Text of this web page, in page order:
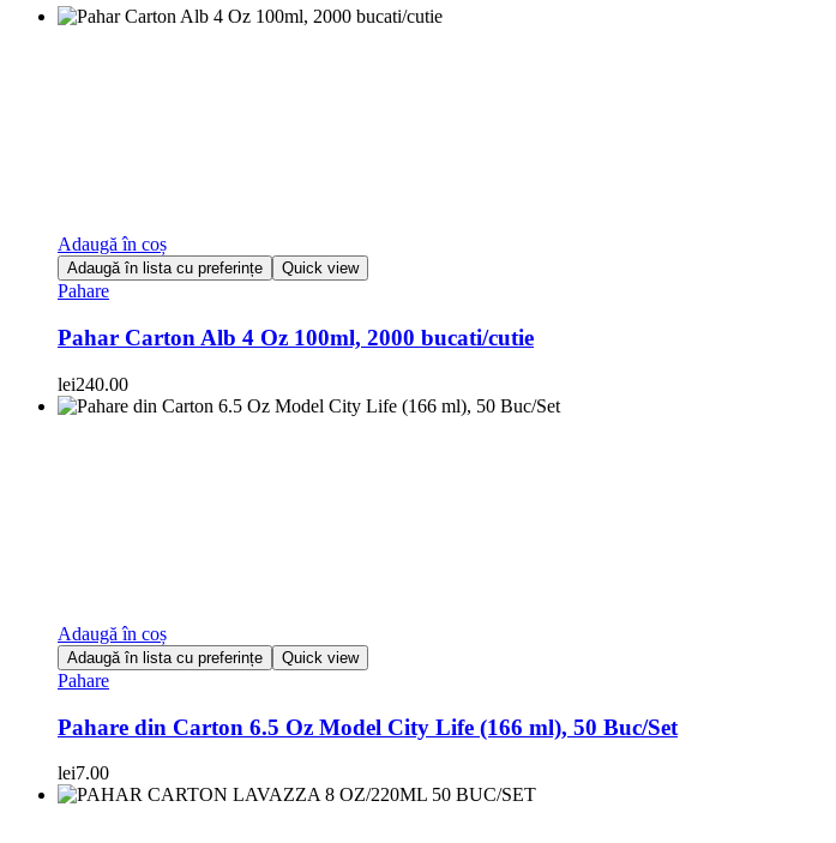
Adaugă în coș
Adaugă în lista cu preferințe Quick view
Pahare
Pahar Carton Alb 4 Oz 100ml, 2000 bucati/cutie
lei240.00
Adaugă în coș
Adaugă în lista cu preferințe Quick view
Pahare
Pahare din Carton 6.5 Oz Model City Life (166 ml), 50 Buc/Set
lei7.00